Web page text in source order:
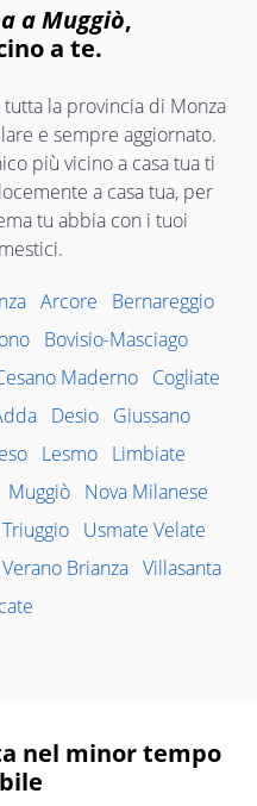
a Muggiò,
a te.
la provincia di Monza
e sempre aggiornato.
più vicino a casa tua ti
a casa tua, per
tu abbia con i tuoi
Arcore
Bernareggio
Bovisio-Masciago
Maderno Cogliate
Desio
Giussano
Lesmo Limbiate
Muggiò
Nova Milanese
Triuggio Usmate Velate
Verano Brianza Villasanta
nel minor tempo